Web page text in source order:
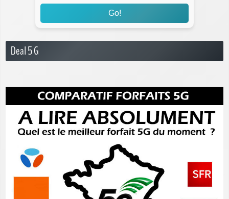
Go!
Deal 5 G